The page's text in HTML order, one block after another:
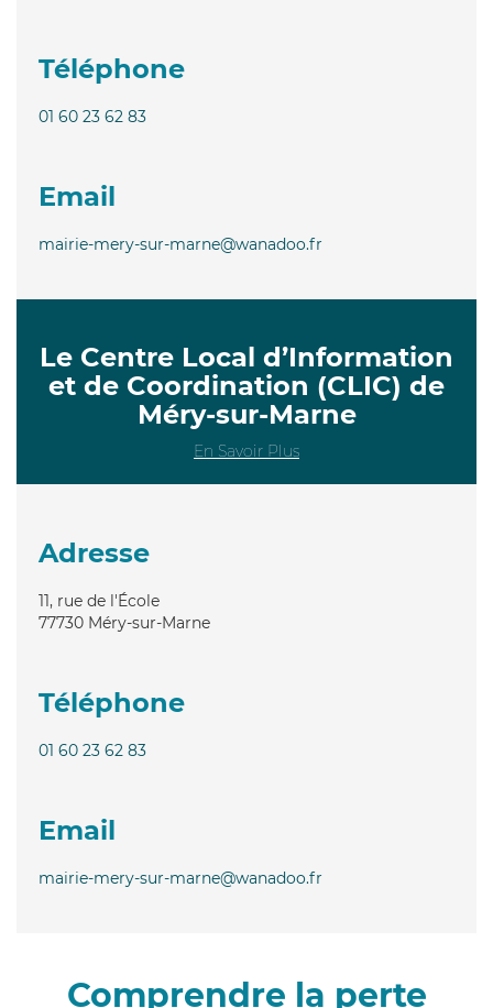
Téléphone
01 60 23 62 83
Email
mairie-mery-sur-marne@wanadoo.fr
Le Centre Local d’Information
et de Coordination (CLIC) de
Méry-sur-Marne
En Savoir Plus
Adresse
11, rue de l'École
77730 Méry-sur-Marne
Téléphone
01 60 23 62 83
Email
mairie-mery-sur-marne@wanadoo.fr
Comprendre la perte